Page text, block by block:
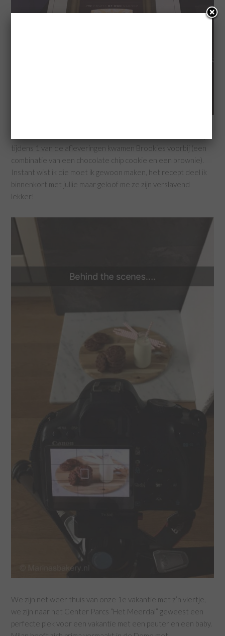
tijdens 1 van de afleveringen kwamen Brookies voorbij (een
combinatie van een chocolate chip cookie en een brownie).
Instant wist ik die moet ik gewoon maken, het recept deel ik
binnenkort met jullie maar geloof me ze zijn verslavend
lekker!
We zijn net weer thuis van onze 1e vakantie met z’n viertje,
we zijn naar het Center Parcs “Het Meerdal” geweest een
perfecte plek voor een vakantie met een peuter en een baby.